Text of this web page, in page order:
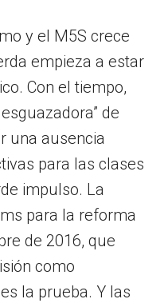
y el M5S crece
empieza a estar
Con el tiempo,
de
una ausencia
para las clases
impulso. La
para la reforma
de 2016, que
como
la prueba. Y las